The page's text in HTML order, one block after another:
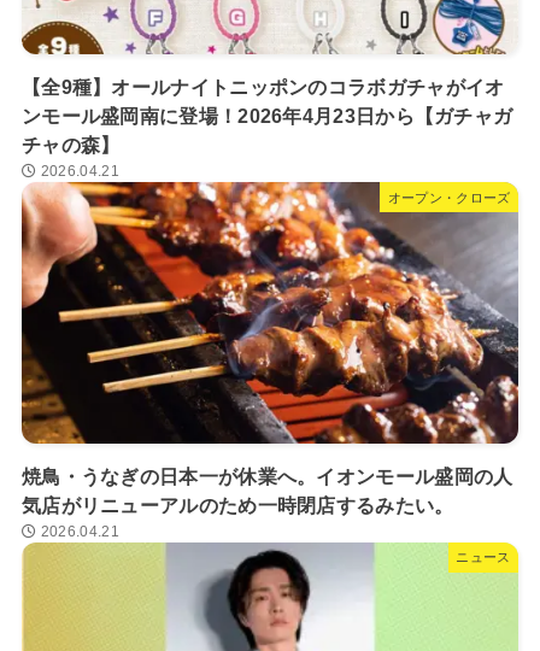
【全9種】オールナイトニッポンのコラボガチャがイオ
ンモール盛岡南に登場！2026年4月23日から【ガチャガ
チャの森】
2026.04.21
オープン・クローズ
焼鳥・うなぎの日本一が休業へ。イオンモール盛岡の人
気店がリニューアルのため一時閉店するみたい。
2026.04.21
ニュース